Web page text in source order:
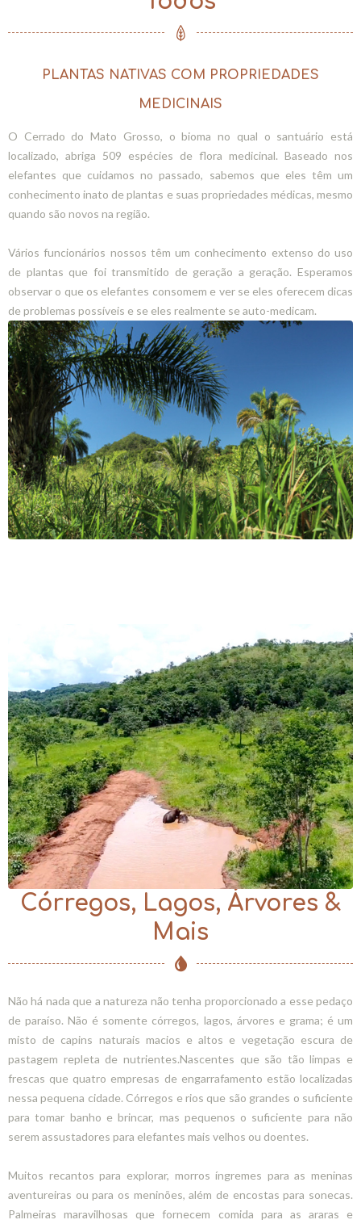
PLANTAS NATIVAS COM PROPRIEDADES
MEDICINAIS
O Cerrado do Mato Grosso, o bioma no qual o santuário está
localizado, abriga 509 espécies de flora medicinal. Baseado nos
elefantes que cuidamos no passado, sabemos que eles têm um
conhecimento inato de plantas e suas propriedades médicas, mesmo
quando são novos na região.
Vários funcionários nossos têm um conhecimento extenso do uso
de plantas que foi transmitido de geração a geração. Esperamos
observar o que os elefantes consomem e ver se eles oferecem dicas
de problemas possíveis e se eles realmente se auto-medicam.
Córregos, Lagos, Árvores &
Mais
Não há nada que a natureza não tenha proporcionado a esse pedaço
de paraíso. Não é somente córregos, lagos, árvores e grama; é um
misto de capins naturais macios e altos e vegetação escura de
pastagem repleta de nutrientes.Nascentes que são tão limpas e
frescas que quatro empresas de engarrafamento estão localizadas
nessa pequena cidade. Córregos e rios que são grandes o suficiente
para tomar banho e brincar, mas pequenos o suficiente para não
serem assustadores para elefantes mais velhos ou doentes.
Muitos recantos para explorar, morros íngremes para as meninas
aventureiras ou para os meninões, além de encostas para sonecas.
Palmeiras maravilhosas que fornecem comida para as araras e